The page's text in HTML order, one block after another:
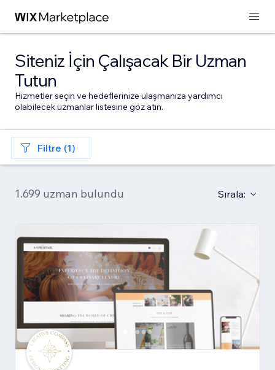
Siteniz İçin Çalışacak Bir Uzman
Tutun
Hizmetler seçin ve hedeflerinize ulaşmanıza yardımcı
olabilecek uzmanlar listesine göz atın.
Filtre (1)
1.699 uzman bulundu Sırala: